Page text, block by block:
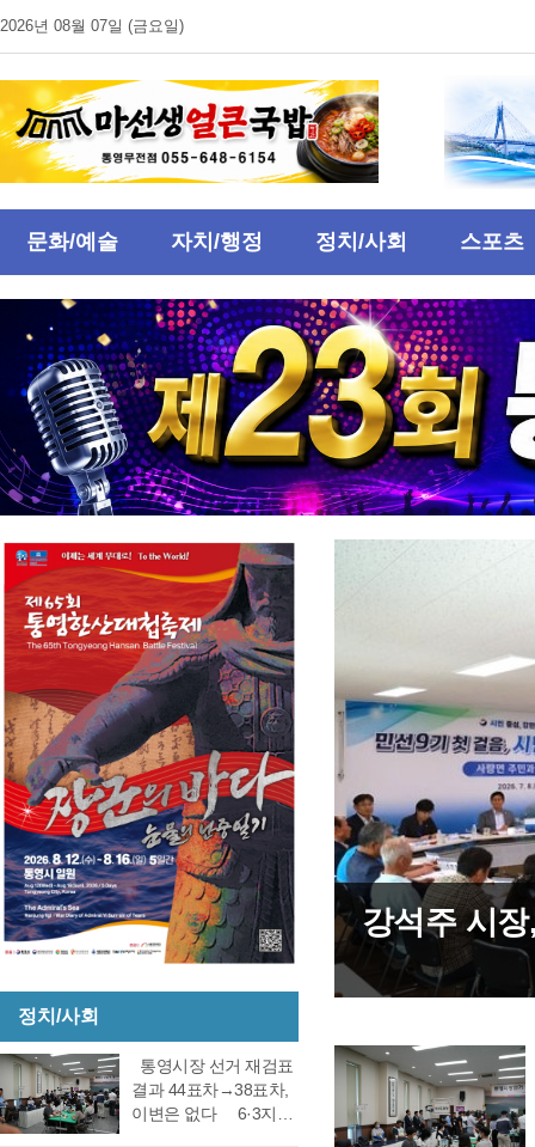
2026년 08월 07일 (금요일)
문화/예술 자치/행정 정치/사회 스포츠
정치/사회
통영시장 선거 재검표
결과 44표차→38표차,
이변은 없다 6·3지방
한 통영’구현 첫 걸 제10대 통